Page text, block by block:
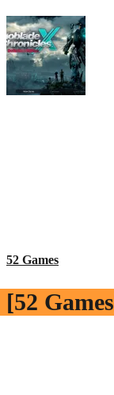
52 Games
[52